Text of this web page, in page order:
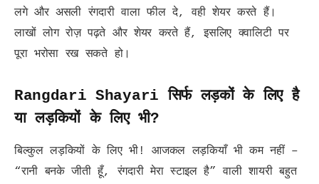
लगे और असली रंगदारी वाला फील दे, वही शेयर करते हैं।
लाखों लोग रोज़ पढ़ते और शेयर करते हैं, इसलिए क्वालिटी पर
पूरा भरोसा रख सकते हो।
Rangdari Shayari सिर्फ लड़कों के लिए है
या लड़कियों के लिए भी?
बिल्कुल लड़कियों के लिए भी! आजकल लड़कियाँ भी कम नहीं –
“रानी बनके जीती हूँ, रंगदारी मेरा स्टाइल है” वाली शायरी बहुत